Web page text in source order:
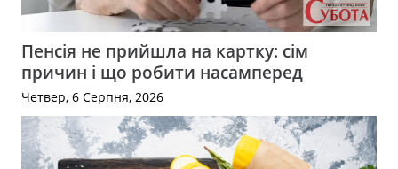
Пенсія не прийшла на картку: сім
причин і що робити насамперед
Четвер, 6 Серпня, 2026